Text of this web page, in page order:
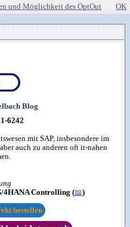
Blog
6242
mit SAP, insbesondere im
auch zu anderen oft it-nahen
4HANA Controlling (📖)
bestellen
und Möglichkeit des OptOut OK